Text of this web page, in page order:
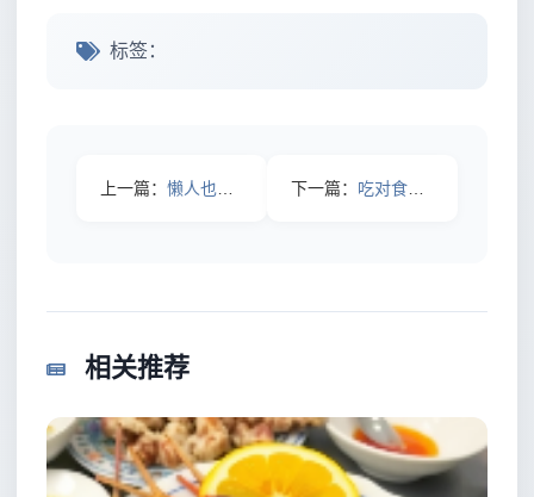
标签：
上一篇： 懒人也有救！有哪些好用的面膜？ 下一篇： 吃对食物皮肤竟然能白一个度，这5种美味很多人却不知道
相关推荐